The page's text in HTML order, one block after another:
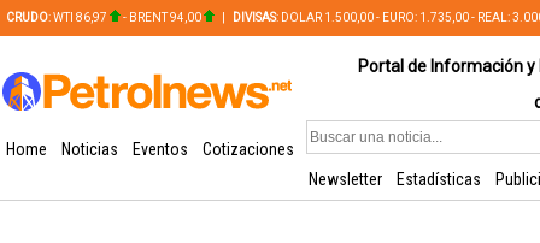
CRUDO: WTI 86,97 - BRENT 94,00 DIVISAS: DOLAR 1.500,00 - EURO: 1.735,00 - REAL:
Portal de Información
Home Noticias Eventos
Cotizaciones
Newsletter
Estadísticas